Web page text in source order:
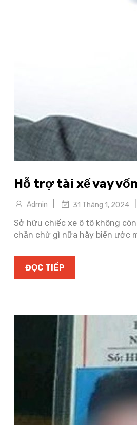
Hỗ trợ tài xế vay
Admin 31 Tháng 1, 2024
Sở hữu chiếc xe ô tô không
chần chừ gì nữa hãy biến ước
ĐỌC TIẾP